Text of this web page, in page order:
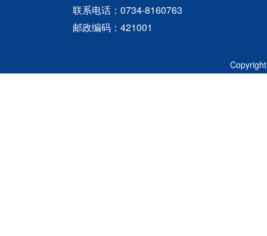
联系电话：0734-8160763
邮政编码：421001